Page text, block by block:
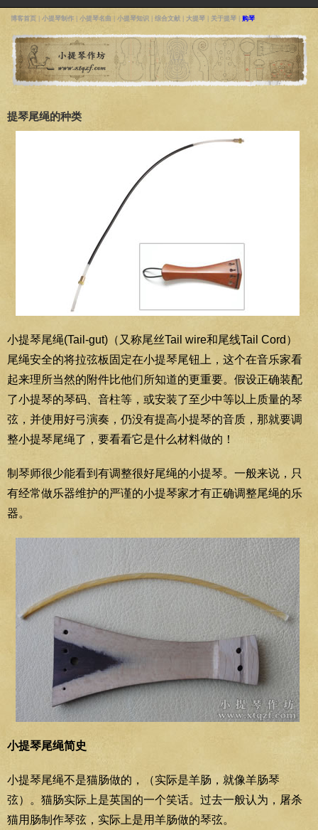
博客首页 小提琴制作 小提琴名曲 小提琴知识 综合文献 大提琴 关于提琴 购琴
提琴尾绳的种类
小提琴尾绳(Tail-gut)（又称尾丝Tail wire和尾线Tail Cord）
尾绳安全的将拉弦板固定在小提琴尾钮上，这个在音乐家看
起来理所当然的附件比他们所知道的更重要。假设正确装配
了小提琴的琴码、音柱等，或安装了至少中等以上质量的琴
弦，并使用好弓演奏，仍没有提高小提琴的音质，那就要调
整小提琴尾绳了，要看看它是什么材料做的！
制琴师很少能看到有调整很好尾绳的小提琴。一般来说，只
有经常做乐器维护的严谨的小提琴家才有正确调整尾绳的乐
器。
小提琴尾绳简史
小提琴尾绳不是猫肠做的，（实际是羊肠，就像羊肠琴
弦）。猫肠实际上是英国的一个笑话。过去一般认为，屠杀
猫用肠制作琴弦，实际上是用羊肠做的琴弦。